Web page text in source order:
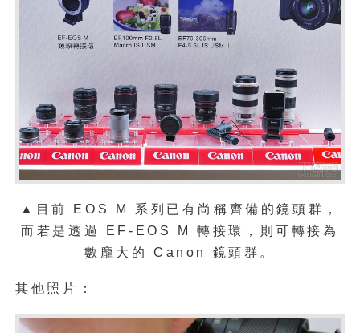
▲目前 EOS M 系列已有尚稱齊備的鏡頭群，
而若是透過 EF-EOS M 轉接環，則可轉接為
數龐大的 Canon 鏡頭群。
其他照片：